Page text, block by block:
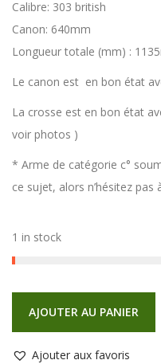
Calibre: 303 british
Canon: 640mm
Longueur totale (mm) :
Le canon est en bon état
La crosse est en bon état
voir photos )
* Arme de catégorie c°
ce sujet, alors n’hésitez pas
1 in stock
AJOUTER AU PANIER
Ajouter aux favoris